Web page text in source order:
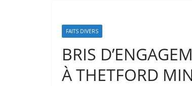
FAITS DIVERS
BRIS
À THETFORD